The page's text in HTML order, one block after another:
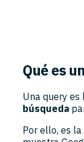
Qué es
Una query
búsqueda
Por ello, es